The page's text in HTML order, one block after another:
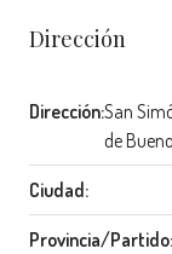
Dirección
Dirección:San
de
Ciudad:
Provincia/Partido: